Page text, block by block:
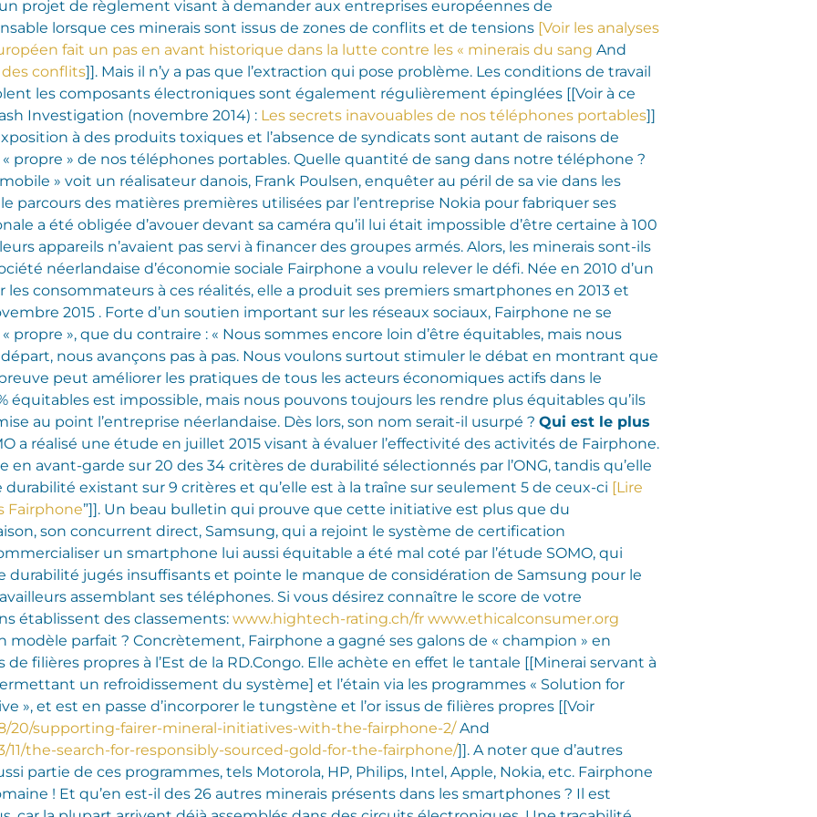
projet de règlement visant à demander aux entreprises européennes de
lorsque ces minerais sont issus de zones de conflits et de tensions [Voir les analyses
fait un pas en avant historique dans la lutte contre les « minerais du sang And
conflits]]. Mais il n’y a pas que l’extraction qui pose problème. Les conditions de travail
les composants électroniques sont également régulièrement épinglées [[Voir à ce
Investigation (novembre 2014) : Les secrets inavouables de nos téléphones portables]]
à des produits toxiques et l’absence de syndicats sont autant de raisons de
propre » de nos téléphones portables. Quelle quantité de sang dans notre téléphone ?
» voit un réalisateur danois, Frank Poulsen, enquêter au péril de sa vie dans les
parcours des matières premières utilisées par l’entreprise Nokia pour fabriquer ses
a été obligée d’avouer devant sa caméra qu’il lui était impossible d’être certaine à 100
appareils n’avaient pas servi à financer des groupes armés. Alors, les minerais sont-ils
néerlandaise d’économie sociale Fairphone a voulu relever le défi. Née en 2010 d’un
les consommateurs à ces réalités, elle a produit ses premiers smartphones en 2013 et
2015 . Forte d’un soutien important sur les réseaux sociaux, Fairphone ne se
propre », que du contraire : « Nous sommes encore loin d’être équitables, mais nous
nous avançons pas à pas. Nous voulons surtout stimuler le débat en montrant que
peut améliorer les pratiques de tous les acteurs économiques actifs dans le
équitables est impossible, mais nous pouvons toujours les rendre plus équitables qu’ils
au point l’entreprise néerlandaise. Dès lors, son nom serait-il usurpé ? Qui est le plus
a réalisé une étude en juillet 2015 visant à évaluer l’effectivité des activités de Fairphone.
en avant-garde sur 20 des 34 critères de durabilité sélectionnés par l’ONG, tandis qu’elle
existant sur 9 critères et qu’elle est à la traîne sur seulement 5 de ceux-ci [Lire
Fairphone”]]. Un beau bulletin qui prouve que cette initiative est plus que du
son concurrent direct, Samsung, qui a rejoint le système de certification
un smartphone lui aussi équitable a été mal coté par l’étude SOMO, qui
durabilité jugés insuffisants et pointe le manque de considération de Samsung pour le
assemblant ses téléphones. Si vous désirez connaître le score de votre
établissent des classements: www.hightech-rating.ch/fr www.ethicalconsumer.org
modèle parfait ? Concrètement, Fairphone a gagné ses galons de « champion » en
de filières propres à l’Est de la RD.Congo. Elle achète en effet le tantale [[Minerai servant à
un refroidissement du système] et l’étain via les programmes « Solution for
», et est en passe d’incorporer le tungstène et l’or issus de filières propres [[Voir
20/supporting-fairer-mineral-initiatives-with-the-fairphone-2/And
11/the-search-for-responsibly-sourced-gold-for-the-fairphone/]]. A noter que d’autres
partie de ces programmes, tels Motorola, HP, Philips, Intel, Apple, Nokia, etc. Fairphone
! Et qu’en est-il des 26 autres minerais présents dans les smartphones ? Il est